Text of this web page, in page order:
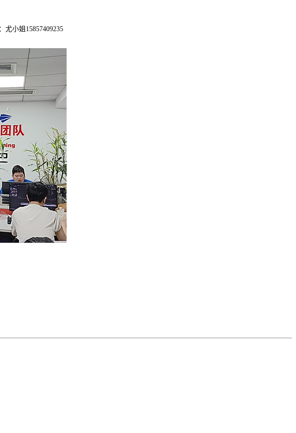
尤小姐15857409235